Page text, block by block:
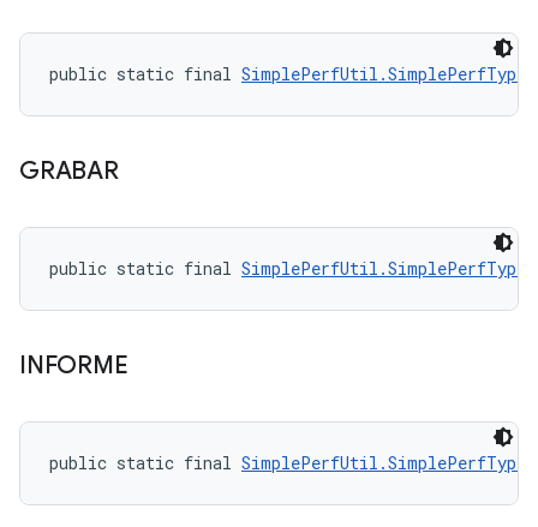
public static final SimplePerfUtil.SimplePerfType
GRABAR
public static final SimplePerfUtil.SimplePerfType
INFORME
public static final SimplePerfUtil.SimplePerfType